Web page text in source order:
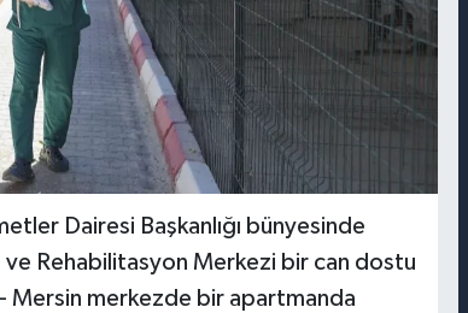
Dairesi Başkanlığı bünyesinde
ve Rehabilitasyon Merkezi bir can dostu
- Mersin merkezde bir apartmanda